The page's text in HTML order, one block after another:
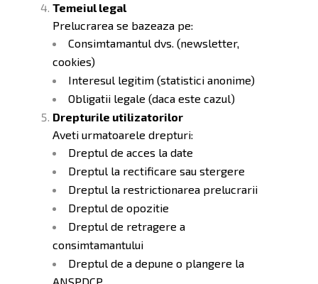
Temeiul legal
Prelucrarea se bazeaza pe:
Consimtamantul dvs. (newsletter,
cookies)
Interesul legitim (statistici anonime)
Obligatii legale (daca este cazul)
Drepturile utilizatorilor
Aveti urmatoarele drepturi:
Dreptul de acces la date
Dreptul la rectificare sau stergere
Dreptul la restrictionarea prelucrarii
Dreptul de opozitie
Dreptul de retragere a
consimtamantului
Dreptul de a depune o plangere la